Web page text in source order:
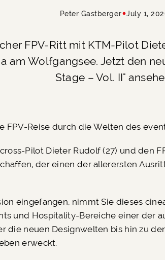
Peter Gastberger July 1,
FPV-Ritt mit KTM-Pilot
am Wolfgangsee. Jetzt den
Stage – Vol. II"
FPV-Reise durch die Welten des
Pilot Dieter Rudolf (27) und den
der einen der allerersten
eingefangen, nimmt Sie dieses
und Hospitality-Bereiche einer der
die neuen Designwelten bis hin zu
erweckt.